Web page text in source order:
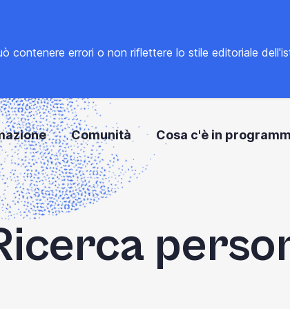
errori o non riflettere lo stile editoriale
Comunità Cosa c'è in